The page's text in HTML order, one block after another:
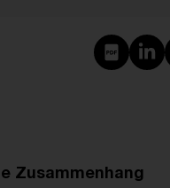
PDFAuf
Zusammenhang